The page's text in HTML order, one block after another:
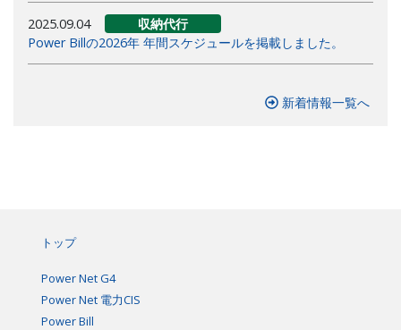
2025.09.04
収納代行
Power Billの2026年 年間スケジュールを掲載しました。
新着情報一覧へ
トップ
Power Net G4
Power Net 電力CIS
Power Bill